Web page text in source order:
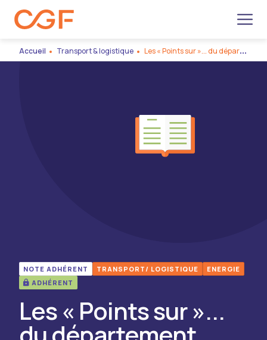
Accueil Transport & logistique Les « Points sur »... du département Transport & logistique
NOTE ADHÉRENT TRANSPORT/ LOGISTIQUE
ENERGIE
ADHÉRENT
Les « Points sur »...